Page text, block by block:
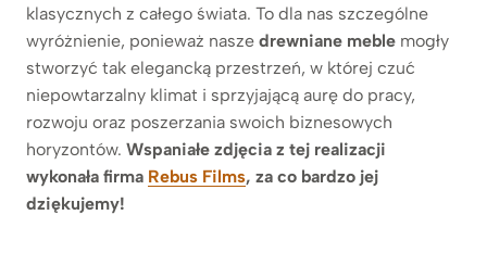
klasycznych z całego świata. To dla nas szczególne
wyróżnienie, ponieważ nasze drewniane meble mogły
stworzyć tak elegancką przestrzeń, w której czuć
niepowtarzalny klimat i sprzyjającą aurę do pracy,
rozwoju oraz poszerzania swoich biznesowych
horyzontów. Wspaniałe zdjęcia z tej realizacji
wykonała firma Rebus Films, za co bardzo jej
dziękujemy!